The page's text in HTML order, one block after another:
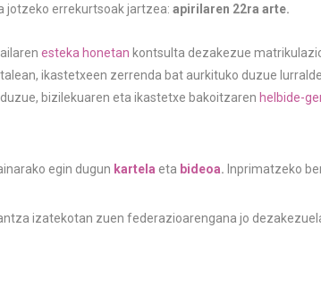
jotzeko errekurtsoak jartzea: apirilaren 22ra arte.
esteka honetan kontsulta dezakezue
ikastetxeen zerrenda bat aurkituko duzue
bizilekuaren eta ikastetxe bakoitzaren helbide-
egin dugun kartela eta bideoa. Inprimatzeko
izatekotan zuen federazioarengana jo